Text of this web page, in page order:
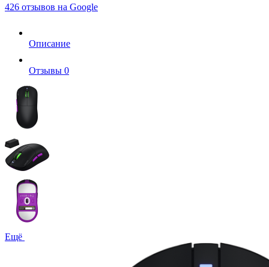
426 отзывов на Google
Описание
Отзывы 0
Ещё